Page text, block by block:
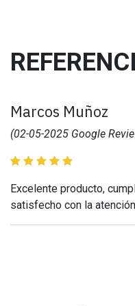
Marcos Muñoz
(02-05-2025 Google
Excelente producto,
satisfecho con la